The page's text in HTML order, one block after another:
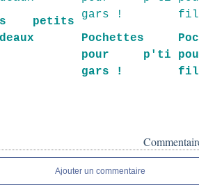
petits
Pochettes
pour p'ti
gars !
Ajouter un commentaire